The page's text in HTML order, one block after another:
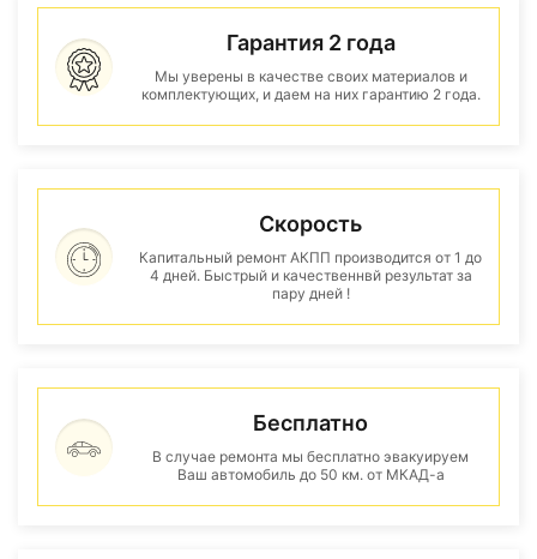
Гарантия 2 года
Мы уверены в качестве своих материалов и
комплектующих, и даем на них гарантию 2 года.
Скорость
Капитальный ремонт АКПП производится от 1 до
4 дней. Быстрый и качественнвй результат за
пару дней !
Бесплатно
В случае ремонта мы бесплатно эвакуируем
Ваш автомобиль до 50 км. от МКАД-а